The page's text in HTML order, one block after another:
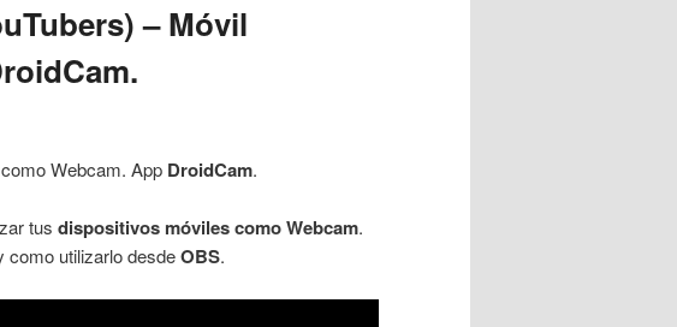
– Móvil
Webcam. App DroidCam.
tus dispositivos móviles como Webcam.
como utilizarlo desdeOBS.